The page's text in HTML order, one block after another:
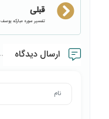
قبلی
تفسیر سوره مبارکه یوسف
ارسال دیدگاه